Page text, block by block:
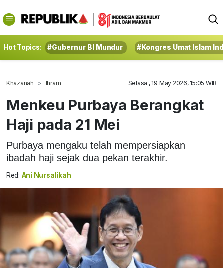
Hot Topics: #Gubernur BI Mundur #Kongres Umat Islam
Khazanah Ihram Selasa , 19 May 2026, 15:05 WIB
Menkeu Purbaya Berangkat
Haji pada 21 Mei
Purbaya mengaku telah mempersiapkan
ibadah haji sejak dua pekan terakhir.
Red: Ani Nursalikah